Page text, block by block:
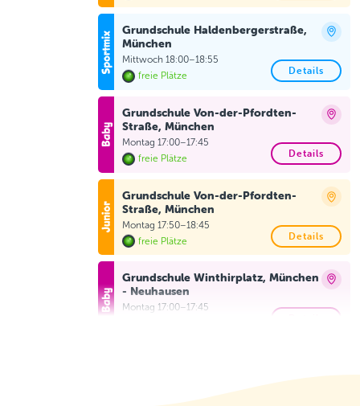
Grundschule Haldenbergerstraße,
München
Mittwoch 18:00–18:55
freie Plätze
Details
Grundschule Von-der-Pfordten-
Straße, München
Montag 17:00–17:45
freie Plätze
Details
Grundschule Von-der-Pfordten-
Straße, München
Montag 17:50–18:45
freie Plätze
Details
Grundschule Winthirplatz, München
- Neuhausen
Montag 17:00–17:45